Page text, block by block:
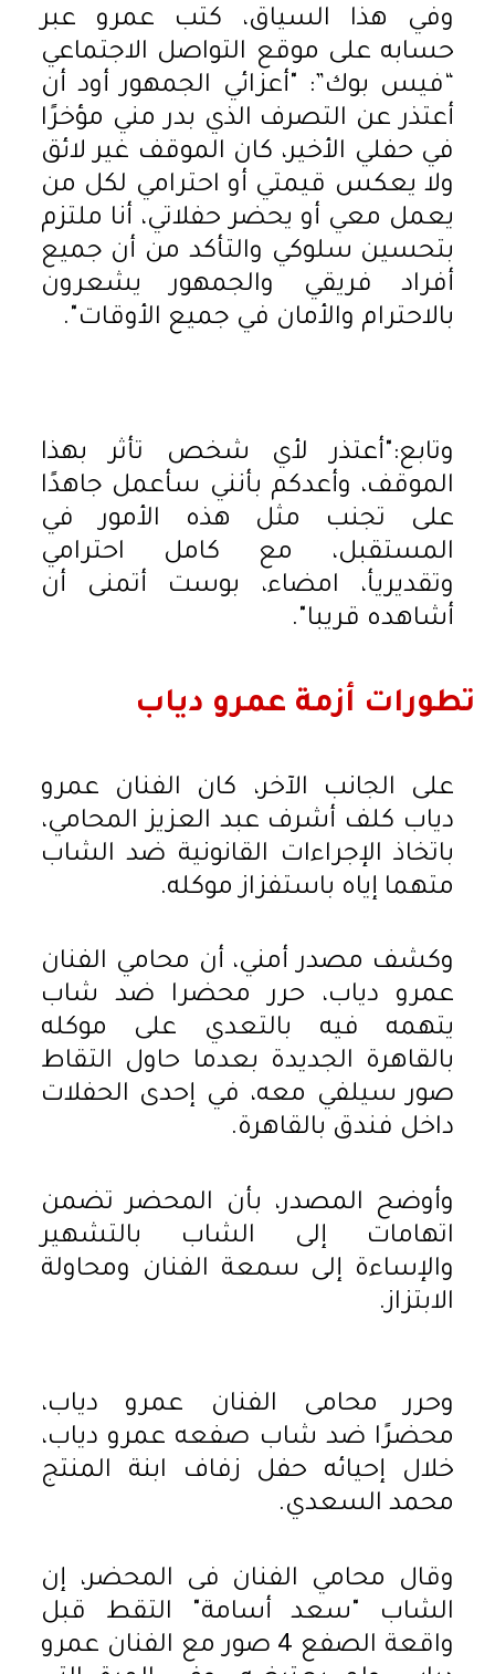
وفي هذا السياق، كتب عمرو عبر
حسابه على موقع التواصل الاجتماعي
“فيس بوك”: "أعزائي الجمهور أود أن
أعتذر عن التصرف الذي بدر مني مؤخرًا
في حفلي الأخير، كان الموقف غير لائق
ولا يعكس قيمتي أو احترامي لكل من
يعمل معي أو يحضر حفلاتي، أنا ملتزم
بتحسين سلوكي والتأكد من أن جميع
أفراد فريقي والجمهور يشعرون
بالاحترام والأمان في جميع الأوقات".
وتابع:"أعتذر لأي شخص تأثر بهذا
الموقف، وأعدكم بأنني سأعمل جاهدًا
على تجنب مثل هذه الأمور في
المستقبل، مع كامل احترامي
وتقديريأ، امضاء، بوست أتمنى أن
أشاهده قريبا".
تطورات أزمة عمرو دياب
على الجانب الآخر، كان الفنان عمرو
دياب كلف أشرف عبد العزيز المحامي،
باتخاذ الإجراءات القانونية ضد الشاب
متهما إياه باستفزاز موكله.
وكشف مصدر أمني، أن محامي الفنان
عمرو دياب، حرر محضرا ضد شاب
يتهمه فيه بالتعدي على موكله
بالقاهرة الجديدة بعدما حاول التقاط
صور سيلفي معه، في إحدى الحفلات
داخل فندق بالقاهرة.
وأوضح المصدر، بأن المحضر تضمن
اتهامات إلى الشاب بالتشهير
والإساءة إلى سمعة الفنان ومحاولة
الابتزاز.
وحرر محامى الفنان عمرو دياب،
محضرًا ضد شاب صفعه عمرو دياب،
خلال إحيائه حفل زفاف ابنة المنتج
محمد السعدي.
وقال محامي الفنان فى المحضر، إن
الشاب "سعد أسامة" التقط قبل
واقعة الصفع 4 صور مع الفنان عمرو